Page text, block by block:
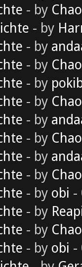
- by
- by
- by
- by
- by
- by
- by
- by
- by
- by
- by obi -
- by
- by
- by obi -